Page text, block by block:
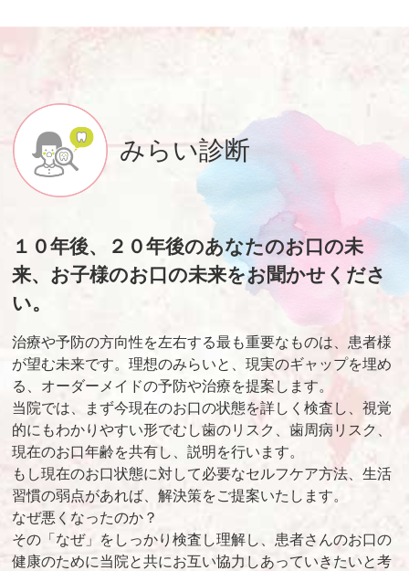
みらい診断
１０年後、２０年後のあなたのお口の未
来、お子様のお口の未来をお聞かせくださ
い。
治療や予防の方向性を左右する最も重要なものは、患者様
が望む未来です。理想のみらいと、現実のギャップを埋め
る、オーダーメイドの予防や治療を提案します。
当院では、まず今現在のお口の状態を詳しく検査し、視覚
的にもわかりやすい形でむし歯のリスク、歯周病リスク、
現在のお口年齢を共有し、説明を行います。
もし現在のお口状態に対して必要なセルフケア方法、生活
習慣の弱点があれば、解決策をご提案いたします。
なぜ悪くなったのか？
その「なぜ」をしっかり検査し理解し、患者さんのお口の
健康のために当院と共にお互い協力しあっていきたいと考